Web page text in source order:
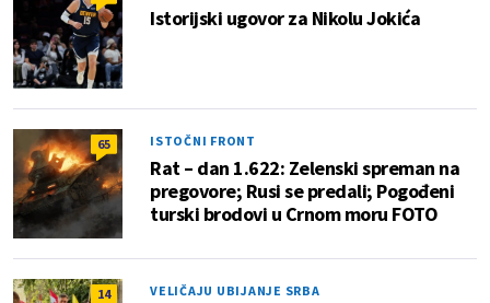
Istorijski ugovor za Nikolu Jokića
65 ISTOČNI FRONT
Rat – dan 1.622: Zelenski spreman na
pregovore; Rusi se predali; Pogođeni
turski brodovi u Crnom moru FOTO
14 VELIČAJU UBIJANJE SRBA